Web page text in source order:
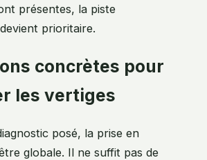
présentes, la piste
prioritaire.
concrètes pour
les vertiges
posé, la prise en
globale. Il ne suffit pas de